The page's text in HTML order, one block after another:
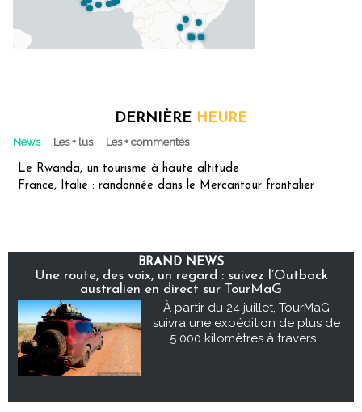
DERNIÈRE HEURE
News Les + lus Les + commentés
Le Rwanda, un tourisme à haute altitude
France, Italie : randonnée dans le Mercantour frontalier
BRAND NEWS
Une route, des voix, un regard : suivez l’Outback
australien en direct sur TourMaG
À partir du 24 juillet, TourMaG
suivra une expédition de plus de
5 000 kilomètres à travers...